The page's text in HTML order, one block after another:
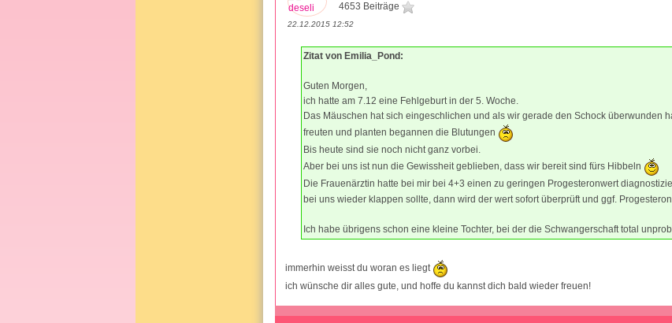
4653 Beiträge
22.12.2015 12:52
Zitat von Emilia_Pond:
Guten Morgen,
ich hatte am 7.12 eine Fehlgeburt in der 5. Woche.
Das Mäuschen hat sich eingeschlichen und als wir gerade den Schock überwunden
freuten und planten begannen die Blutungen
Bis heute sind sie noch nicht ganz vorbei.
Aber bei uns ist nun die Gewissheit geblieben, dass wir bereit sind fürs Hibbeln
Die Frauenärztin hatte bei mir bei 4+3 einen zu geringen Progesteronwert
bei uns wieder klappen sollte, dann wird der wert sofort überprüft und ggf.
Ich habe übrigens schon eine kleine Tochter, bei der die Schwangerschaft total
immerhin weisst du woran es liegt
ich wünsche dir alles gute, und hoffe du kannst dich bald wieder freuen!